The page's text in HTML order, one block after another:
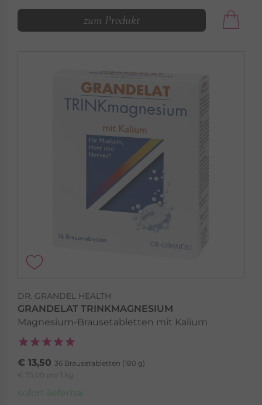
zum Produkt
DR. GRANDEL HEALTH
GRANDELAT TRINKMAGNESIUM
Magnesium-Brausetabletten mit Kalium
€ 13,50 36 Brausetabletten (180 g)
€ 75,00 pro 1 kg
sofort lieferbar